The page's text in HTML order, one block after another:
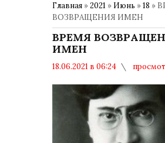
Главная »2021 » Июнь »18 »
ВОЗВРАЩЕНИЯ ИМЕН
ВРЕМЯ
ИМЕН
18.06.2021 в 06:24
130 ЛЕТ Алимхану